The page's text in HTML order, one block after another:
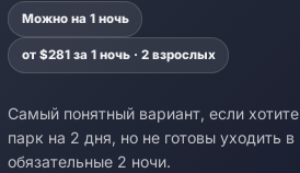
Можно на 1 ночь
от $281 за 1 ночь · 2 взрослых
Самый понятный вариант, если хотите
парк на 2 дня, но не готовы уходить в
обязательные 2 ночи.